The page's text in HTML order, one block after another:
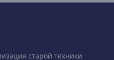
старой техники